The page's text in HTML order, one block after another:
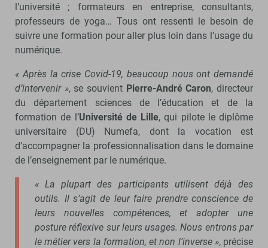
l’université ; formateurs en entreprise, consultants,
professeurs de yoga… Tous ont ressenti le besoin de
suivre une formation pour aller plus loin dans l’usage du
numérique.
« Après la crise Covid-19, beaucoup nous ont demandé
d’intervenir », se souvient Pierre-André Caron, directeur
du département sciences de l’éducation et de la
formation de l’Université de Lille, qui pilote le diplôme
universitaire (DU) Numefa, dont la vocation est
d’accompagner la professionnalisation dans le domaine
de l’enseignement par le numérique.
« La plupart des participants utilisent déjà des
outils. Il s’agit de leur faire prendre conscience de
leurs nouvelles compétences, et adopter une
posture réflexive sur leurs usages. Nous entrons par
le métier vers la formation, et non l’inverse », précise